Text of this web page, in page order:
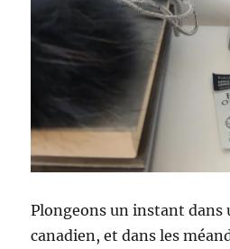
Plongeons un instant dans
canadien, et dans les